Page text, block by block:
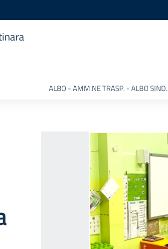
ALBO - AMM.NE TRASP. - ALBO SIND.